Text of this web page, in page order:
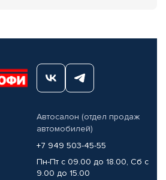
Автосалон (отдел продаж
автомобилей)
+7 949 503-45-55
Пн-Пт с 09.00 до 18.00, Сб с
9.00 до 15.00